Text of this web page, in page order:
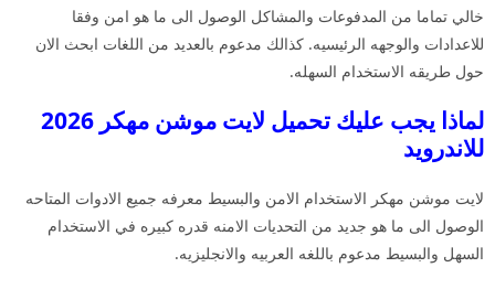
خالي تماما من المدفوعات والمشاكل الوصول الى ما هو امن وفقا
للاعدادات والوجهه الرئيسيه. كذالك مدعوم بالعديد من اللغات ابحث الان
حول طريقه الاستخدام السهله.
لماذا يجب عليك تحميل لايت موشن مهكر 2026
للاندرويد
لايت موشن مهكر الاستخدام الامن والبسيط معرفه جميع الادوات المتاحه
الوصول الى ما هو جديد من التحديات الامنه قدره كبيره في الاستخدام
السهل والبسيط مدعوم باللغه العربيه والانجليزيه.